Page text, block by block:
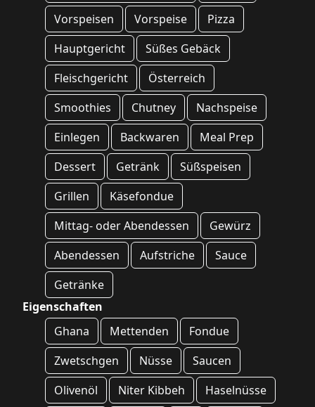
Vorspeisen
Vorspeise
Pizza
Hauptgericht
Süßes Gebäck
Fleischgericht
Österreich
Smoothies
Chutney
Nachspeise
Einlegen
Backwaren
Meal Prep
Dessert
Getränk
Süßspeisen
Grillen
Käsefondue
Mittag- oder Abendessen
Gewürz
Abendessen
Aufstriche
Sauce
Getränke
Eigenschaften
Ghana
Mettenden
Fondue
Zwetschgen
Nüsse
Saucen
Olivenöl
Niter Kibbeh Haselnüsse